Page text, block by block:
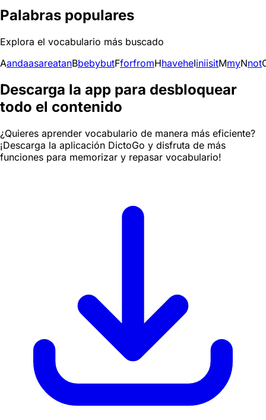
Palabras populares
Explora el vocabulario más buscado
AandaasareatanBbebybutFforfromHhaveheIiniisitMmyNnot
Descarga la app para desbloquear
todo el contenido
¿Quieres aprender vocabulario de manera más eficiente?
¡Descarga la aplicación DictoGo y disfruta de más
funciones para memorizar y repasar vocabulario!